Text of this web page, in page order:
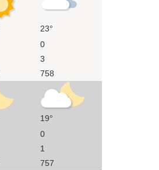
23°
0
3
758
19°
0
1
757